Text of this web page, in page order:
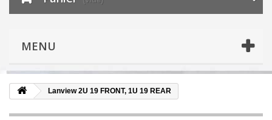
MENU
Lanview 2U 19 FRONT, 1U 19 REAR